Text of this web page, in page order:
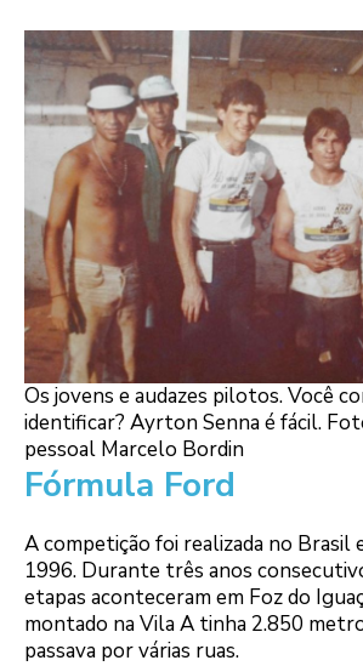
Os jovens e audazes pilotos. Você
identificar? Ayrton Senna é fácil.
pessoal Marcelo Bordin
Fórmula Ford
A competição foi realizada no Brasil
1996. Durante três anos
etapas aconteceram em Foz do
montado na Vila A tinha 2.850
passava por várias ruas.